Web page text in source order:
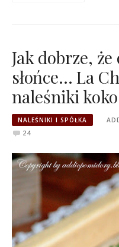
Jak dobrze,
słońce… La
naleśniki
NALEŚNIKI I SPÓŁKA
24